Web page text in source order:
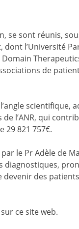
se sont réunis,
dont l’Université
de
scientifique,
l’ANR, qui
29 821 757€.
le Pr Adèle de
diagnostiques,
des
ce site web.